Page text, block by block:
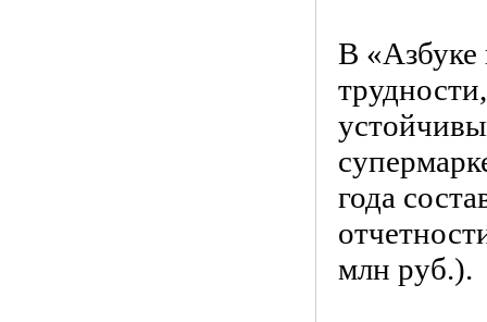
В «Азбуке
года
млн руб.).